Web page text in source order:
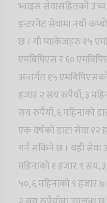
भ्वाइस सेवासहितको
इन्टरनेट सेवामा नयाँ
छ । यी प्याकेजहरु १५
एमबिपिएस र ६०
अन्तर्गत १५
हजार २ सय रुपैयाँ, ३
सय रुपैयाँ, ६ महिनाको
एक वर्षको डाटा सेवा १२
गर्न सकिने छ । यही सेवा
महिनाको १ हजार ९ सय,
५०, ६ महिनाको ९ हजार